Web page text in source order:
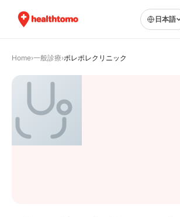
日本語
Home›一般診療›ポレポレクリニック